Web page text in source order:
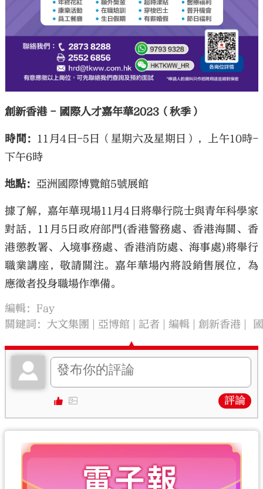
創新香港 - 國際人才嘉年華2023（秋季）
時間： 11月4日-5日（星期六及星期日），上午10時-
下午6時
地點： 亞洲國際博覽館5號展館
據了解，嘉年華現場11月4日將舉行院士與青年科學家
對話，11月5日政府部門(香港警務處、香港海關、香
港懲教署、入境事務處、香港消防處、海事處)將舉行
職業講座，敬請關注。嘉年華場內將設銷售展位，為
應徵者投身職場作準備。
編輯：Fay
關鍵詞： 大文集團 亞博館 記者 編輯 創新香港
評論